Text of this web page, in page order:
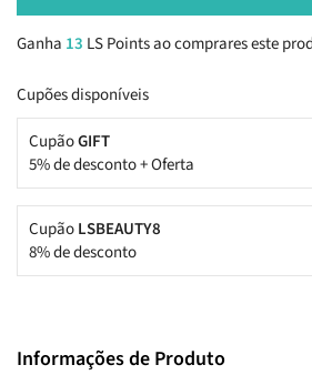
Ganha 13 LS Points ao comprares este
Cupões disponíveis
CupãoGIFT
5% de desconto + Oferta
CupãoLSBEAUTY8
8% de desconto
Informações de Produto